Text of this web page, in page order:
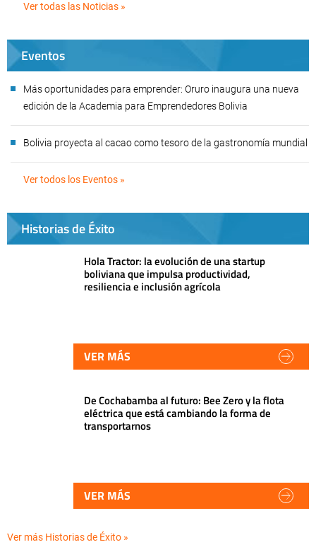
Ver todas las Noticias »
Eventos
Más oportunidades para emprender: Oruro inaugura una nueva
edición de la Academia para Emprendedores Bolivia
Bolivia proyecta al cacao como tesoro de la gastronomía mundial
Ver todos los Eventos »
Historias de Éxito
Hola Tractor: la evolución de una startup
boliviana que impulsa productividad,
resiliencia e inclusión agrícola
VER MÁS
De Cochabamba al futuro: Bee Zero y la flota
eléctrica que está cambiando la forma de
transportarnos
VER MÁS
Ver más Historias de Éxito »